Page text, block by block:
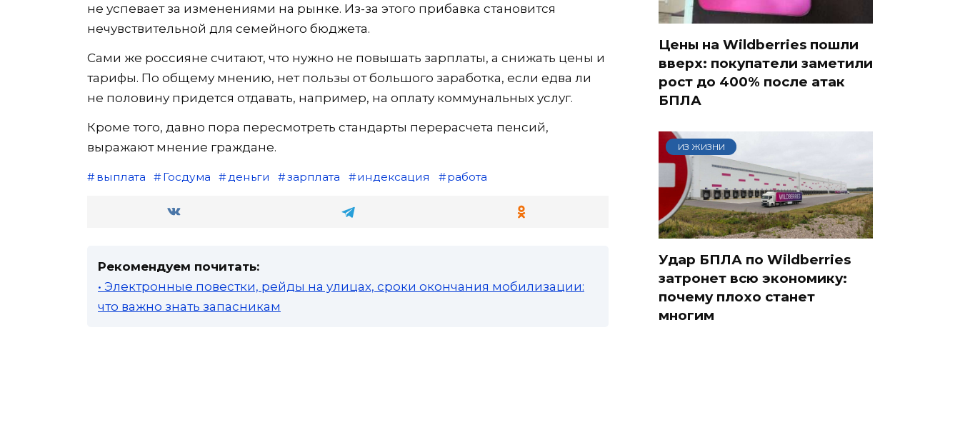
не успевает за изменениями на рынке. Из-за этого прибавка становится
нечувствительной для семейного бюджета.
Сами же россияне считают, что нужно не повышать зарплаты, а снижать цены и
тарифы. По общему мнению, нет пользы от большого заработка, если едва ли
не половину придется отдавать, например, на оплату коммунальных услуг.
Кроме того, давно пора пересмотреть стандарты перерасчета пенсий,
выражают мнение граждане.
выплата Госдума деньги зарплата индексация работа
Рекомендуем почитать:
• Электронные повестки, рейды на улицах, сроки окончания мобилизации:
что важно знать запасникам
Цены на Wildberries пошли
вверх: покупатели заметили
рост до 400% после атак
БПЛА
ИЗ ЖИЗНИ
Удар БПЛА по Wildberries
затронет всю экономику:
почему плохо станет
многим